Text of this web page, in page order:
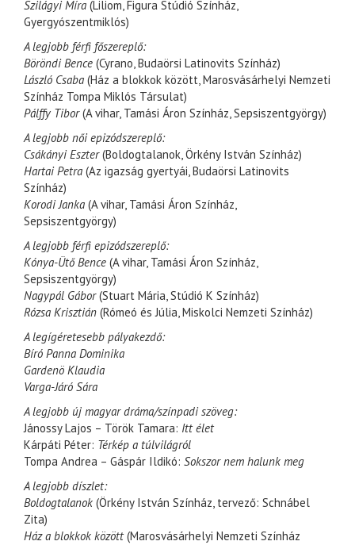
Szilágyi Míra (Liliom, Figura Stúdió Színház,
Gyergyószentmiklós)
A legjobb férfi főszereplő:
Böröndi Bence (Cyrano, Budaörsi Latinovits Színház)
László Csaba (Ház a blokkok között, Marosvásárhelyi Nemzeti
Színház Tompa Miklós Társulat)
Pálffy Tibor(A vihar, Tamási Áron Színház, Sepsiszentgyörgy)
A legjobb női epizódszereplő:
Csákányi Eszter(Boldogtalanok, Örkény István Színház)
Hartai Petra (Az igazság gyertyái, Budaörsi Latinovits
Színház)
Korodi Janka (A vihar, Tamási Áron Színház,
Sepsiszentgyörgy)
A legjobb férfi epizódszereplő:
Kónya-Ütő Bence (A vihar, Tamási Áron Színház,
Sepsiszentgyörgy)
Nagypál Gábor(Stuart Mária, Stúdió K Színház)
Rózsa Krisztián (Rómeó és Júlia, Miskolci Nemzeti Színház)
A legígéretesebb pályakezdő:
Bíró Panna Dominika
Gardenö Klaudia
Varga-Járó Sára
A legjobb új magyar dráma/színpadi szöveg:
Jánossy Lajos – Török Tamara: Itt élet
Kárpáti Péter: Térkép a túlvilágról
Tompa Andrea – Gáspár Ildikó: Sokszor nem halunk meg
A legjobb díszlet:
Boldogtalanok (Örkény István Színház, tervező: Schnábel
Zita)
Ház a blokkok között(Marosvásárhelyi Nemzeti Színház